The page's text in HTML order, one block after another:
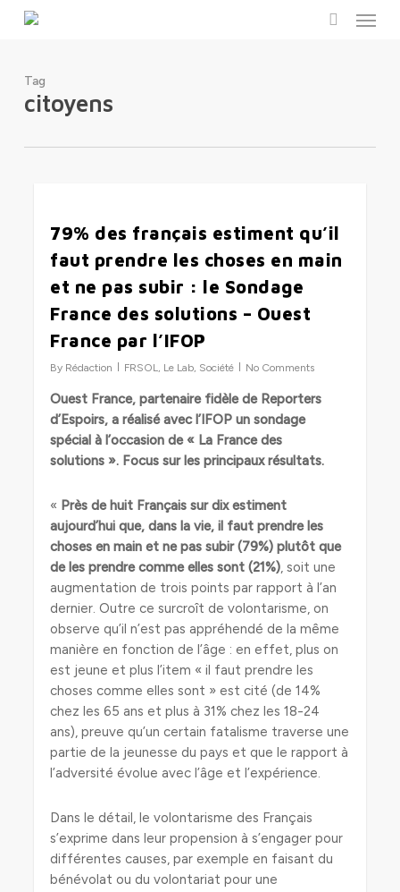
Menu
Tag
citoyens
79% des français estiment qu’il
faut prendre les choses en main
et ne pas subir : le Sondage
France des solutions – Ouest
France par l’IFOP
By Rédaction FRSOL, Le Lab, Société No Comments
Ouest France, partenaire fidèle de Reporters
d’Espoirs, a réalisé avec l’IFOP un sondage
spécial à l’occasion de « La France des
solutions ». Focus sur les principaux résultats.
« Près de huit Français sur dix estiment
aujourd’hui que, dans la vie, il faut prendre les
choses en main et ne pas subir (79%) plutôt que
de les prendre comme elles sont (21%), soit une
augmentation de trois points par rapport à l’an
dernier. Outre ce surcroît de volontarisme, on
observe qu’il n’est pas appréhendé de la même
manière en fonction de l’âge : en effet, plus on
est jeune et plus l’item « il faut prendre les
choses comme elles sont » est cité (de 14%
chez les 65 ans et plus à 31% chez les 18-24
ans), preuve qu’un certain fatalisme traverse une
partie de la jeunesse du pays et que le rapport à
l’adversité évolue avec l’âge et l’expérience.
Dans le détail, le volontarisme des Français
s’exprime dans leur propension à s’engager pour
différentes causes, par exemple en faisant du
bénévolat ou du volontariat pour une